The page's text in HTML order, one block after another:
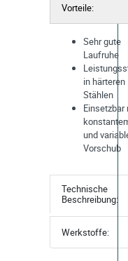
Vorteile:
Sehr gute
Laufruhe
in härteren
Stählen
Einsetzbar
und
Vorschub
Technische
Beschreibung:
Werkstoffe: